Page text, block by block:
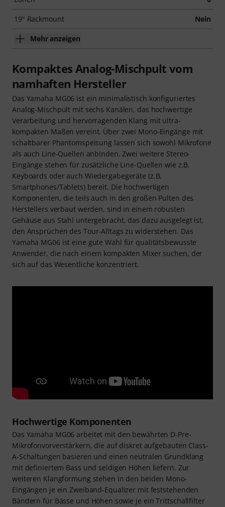
19" Rackmount Nein
Mehr anzeigen
Kompaktes Analog-Mischpult vom
namhaften Hersteller
Das Yamaha MG06 ist ein minimalistisch konfiguriertes
Analog-Mischpult mit sechs Kanälen, das hochwertige
Verarbeitung und hervorragenden Klang mit ultra-
kompakten Maßen vereint. Über zwei Mono-Eingänge mit
schaltbarer Phantomspeisung lassen sich sowohl Mikrofone
als auch Line-Quellen anbinden. Zwei weitere Stereo-
Eingänge stehen für zusätzliche Line-Quellen wie z.B.
Keyboards oder auch Wiedergabegeräte (z.B.
Smartphones/Tablets) bereit. Die hochwertigen
Komponenten, die teils auch in den großen Pulten des
Herstellers verbaut werden, sind in einem robusten
Gehäuse aus Stahl untergebracht, das dazu ausgelegt ist,
den Ansprüchen des Tour-Alltags zu widerstehen. Das
Yamaha MG06 ist eine gute Wahl für qualitätsbewusste
Anwender, die nach einem kompakten Mixer suchen, der
sich auf das Wesentliche konzentriert.
Hochwertige Komponenten
Das Yamaha MG06 arbeitet mit den bewährten D-Pre-
Mikrofonvorverstärkern, die auf diskret aufgebauten Class-
A-Schaltungen basieren und einen neutralen Grundklang
mit definiertem Bass und seidigen Höhen liefern. Zur
weiteren Klangformung stehen in den beiden Mono-
Eingängen je ein Zweiband-Equalizer mit feststehenden
Bändern für Bässe und Höhen sowie je ein Trittschallfilter